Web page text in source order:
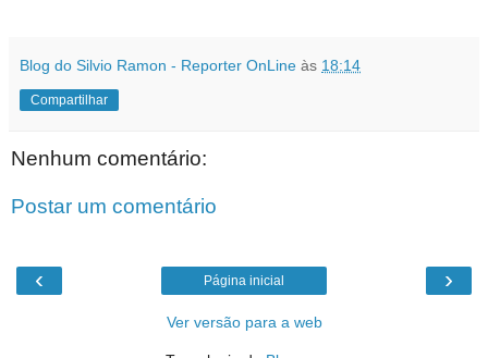
Blog do Silvio Ramon - Reporter OnLine às 18:14
Compartilhar
Nenhum comentário:
Postar um comentário
‹ ›
Página inicial
Ver versão para a web